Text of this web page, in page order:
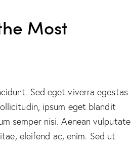
Most
Sed eget viverra egestas
ipsum eget blandit
semper nisi. Aenean vulputate
eleifend ac, enim. Sed ut